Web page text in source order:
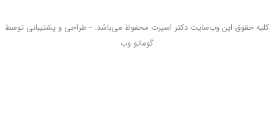
کلیه حقوق این وب‌سایت دکتر اسپرت محفوظ می‌باشد. - طراحی و پشتیبانی توسط
گوماتو وب